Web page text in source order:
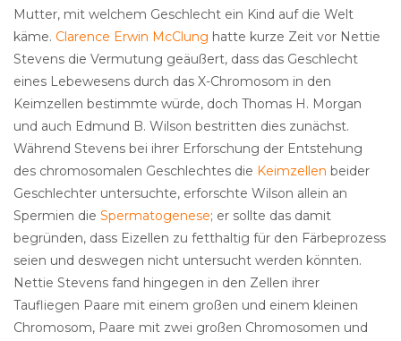
Mutter, mit welchem Geschlecht ein Kind auf die Welt
käme. Clarence Erwin McClung hatte kurze Zeit vor Nettie
Stevens die Vermutung geäußert, dass das Geschlecht
eines Lebewesens durch das X-Chromosom in den
Keimzellen bestimmte würde, doch Thomas H. Morgan
und auch Edmund B. Wilson bestritten dies zunächst.
Während Stevens bei ihrer Erforschung der Entstehung
des chromosomalen Geschlechtes die Keimzellen beider
Geschlechter untersuchte, erforschte Wilson allein an
Spermien die Spermatogenese; er sollte das damit
begründen, dass Eizellen zu fetthaltig für den Färbeprozess
seien und deswegen nicht untersucht werden könnten.
Nettie Stevens fand hingegen in den Zellen ihrer
Taufliegen Paare mit einem großen und einem kleinen
Chromosom, Paare mit zwei großen Chromosomen und